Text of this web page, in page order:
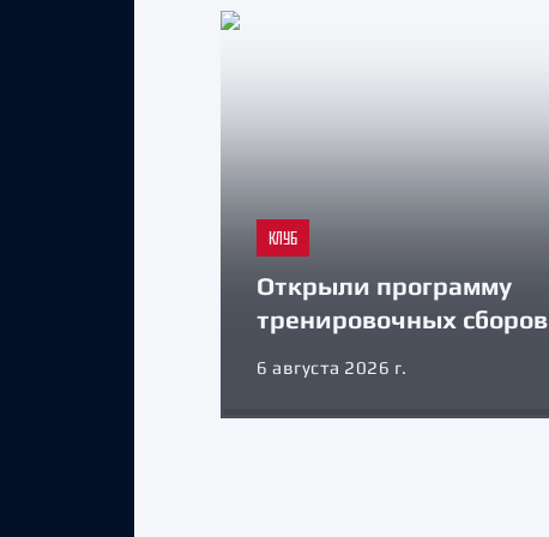
КЛУБ
Открыли программу
тренировочных сборов
6 августа 2026 г.